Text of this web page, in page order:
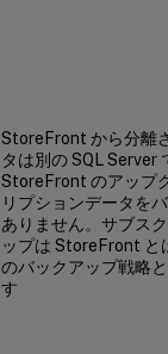
StoreFront から分離
タは別の SQL Server
StoreFront のアップ
リプションデータを
ありません。サブス
ップは StoreFront と
のバックアップ戦略
す